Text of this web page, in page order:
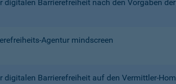
Barrierefreiheit nach den Vorgaben
Agentur mindscreen
Barrierefreiheit auf den Vermittler-